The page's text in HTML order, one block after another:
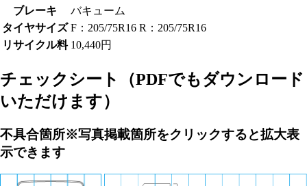
ブレーキ
バキューム
タイヤサイズ F：205/75R16 R：205/75R16
リサイクル料 10,440円
チェックシート
（PDFでもダウンロード
いただけます）
不具合箇所※写真掲載箇所をクリックすると拡大表
示できます